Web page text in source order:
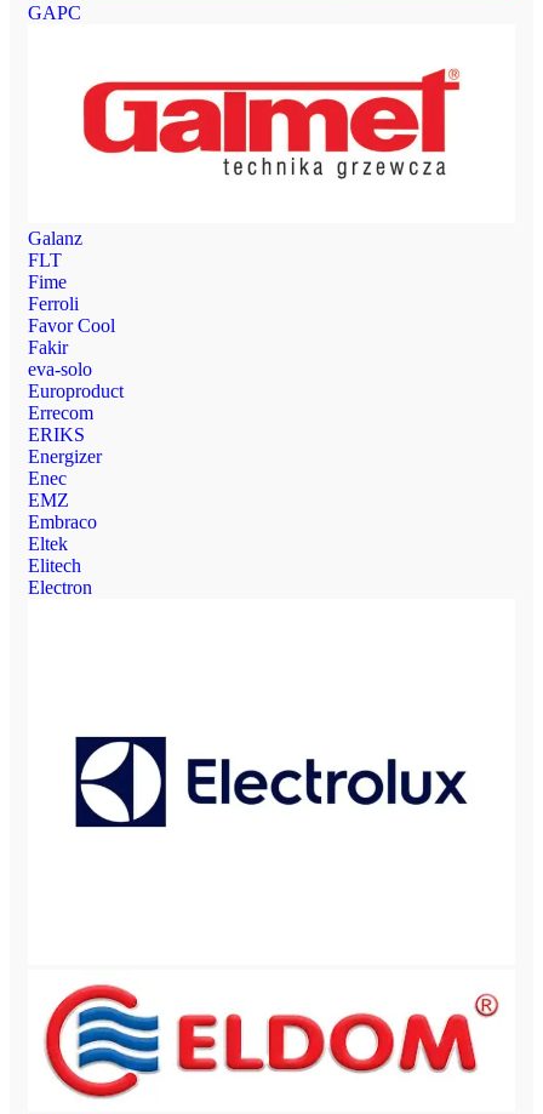
GAPC
Galanz
FLT
Fime
Ferroli
Favor Cool
Fakir
eva-solo
Europroduct
Errecom
ERIKS
Energizer
Enec
EMZ
Embraco
Eltek
Elitech
Electron